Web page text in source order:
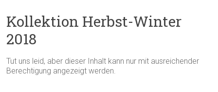
Kollektion Herbst-Winter
2018
Tut uns leid, aber dieser Inhalt kann nur mit ausreichender
Berechtigung angezeigt werden.